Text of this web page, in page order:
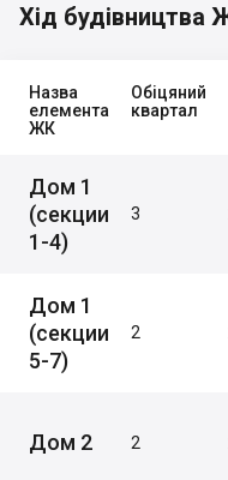
Хід будівництва
Назва
елемента
ЖК
Обіцяний
квартал
Дом 1
(секции
1-4)
3
Дом 1
(секции
5-7)
2
Дом 2 2